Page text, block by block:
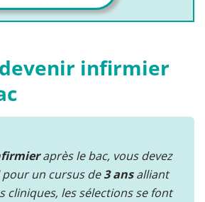
infirmier
après le bac, vous devez
pour un cursus de3 ansalliant
cliniques, les sélections se font